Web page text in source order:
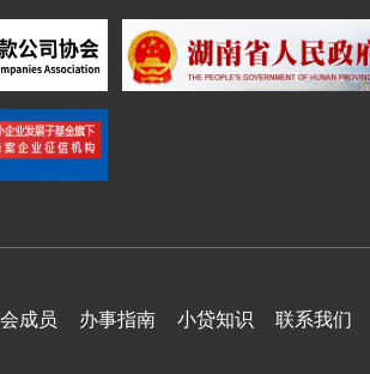
成员 办事指南 小贷知识 联系我们